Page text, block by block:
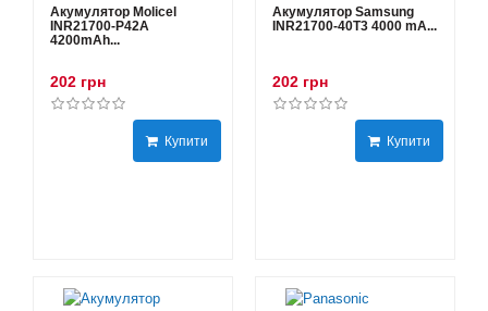
Акумулятор Molicel
INR21700-P42A
4200mAh...
202 грн
Купити
Акумулятор Samsung
INR21700-40T3 4000 mA...
202 грн
Купити